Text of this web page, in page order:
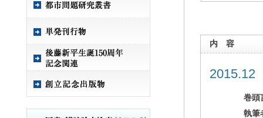
内 容
巻頭
執筆